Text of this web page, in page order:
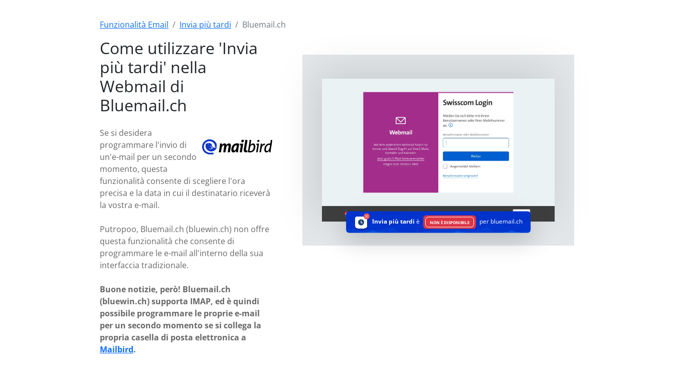
Funzionalità Email Invia più tardi Bluemail.ch
Come utilizzare 'Invia
più tardi' nella
Webmail di
Bluemail.ch
Se si desidera
programmare l'invio di
un'e-mail per un secondo
momento, questa
funzionalità consente di scegliere l'ora
precisa e la data in cui il destinatario riceverà
la vostra e-mail.
Putropoo, Bluemail.ch (bluewin.ch) non offre
questa funzionalità che consente di
programmare le e-mail all'interno della sua
interfaccia tradizionale.
Buone notizie, però! Bluemail.ch
(bluewin.ch) supporta IMAP, ed è quindi
possibile programmare le proprie e-mail
per un secondo momento se si collega la
propria casella di posta elettronica a
Mailbird.
Invia più tardi è NON È DISPONIBILE per bluemail.ch